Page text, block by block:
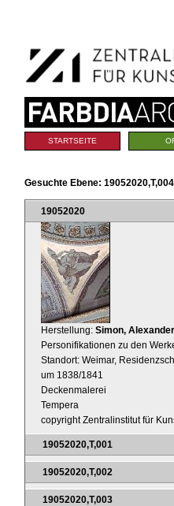
Navigation
Sektionen
STARTSEITE
Gesuchte Ebene: 19052020,T,004
19052020
Herstellung: Simon, Alexander
Personifikationen zu den
Standort: Weimar,
um 1838/1841
Deckenmalerei
Tempera
copyright Zentralinstitut für
19052020,T,001
19052020,T,002
19052020,T,003